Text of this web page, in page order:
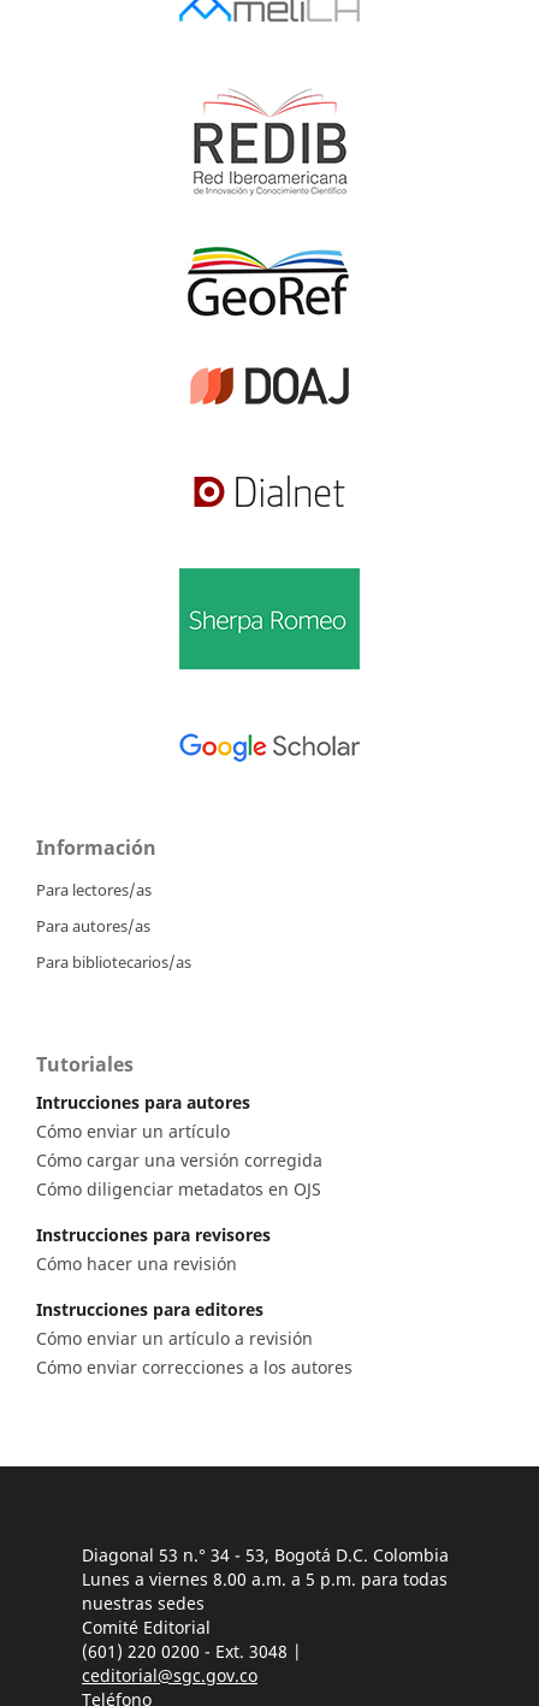
Información
Para lectores/as
Para autores/as
Para bibliotecarios/as
Tutoriales
Intrucciones para autores
Cómo enviar un artículo
Cómo cargar una versión corregida
Cómo diligenciar metadatos en OJS
Instrucciones para revisores
Cómo hacer una revisión
Instrucciones para editores
Cómo enviar un artículo a revisión
Cómo enviar correcciones a los autores
Diagonal 53 n.° 34 - 53, Bogotá D.C. Colombia
Lunes a viernes 8.00 a.m. a 5 p.m. para todas
nuestras sedes
Comité Editorial
(601) 220 0200 - Ext. 3048 |
ceditorial@sgc.gov.co
Teléfono